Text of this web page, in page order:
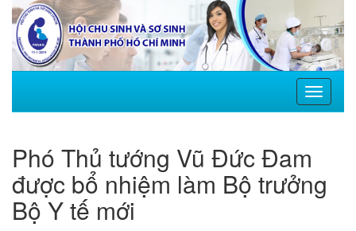
Toggle
Phó Thủ tướng Vũ Đức Đam
được bổ nhiệm làm Bộ trưởng
Bộ Y tế mới